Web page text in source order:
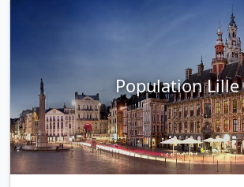
Population Lille